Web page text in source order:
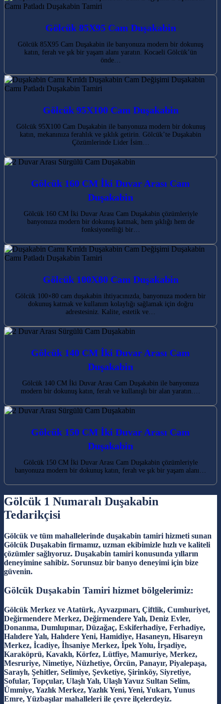
Gölcük 85X95 Cam Duşakabin
Gölcük 85X95 Cam Duşakabin ile banyonuza modern bir dokunuş
katın, ferah ve şık bir yaşam alanı yaratın. Kocaeli Gölcük’ün
önde…
Gölcük 95X100 Cam Duşakabin
Gölcük 95X100 Cam Duşakabin ile banyonuza modern bir dokunuş
katın, mekanınıza ferahlık ve şıklık getirin. Gölcük’te Duşakabin
Çözümlerinde Lider İsim…
Gölcük 160 CM İki Duvar Arası Cam
Duşakabin
Gölcük 160 CM İki Duvar Arası Cam Duşakabin çözümleriyle
banyonuza modern bir dokunuş katmak, hem şıklığı hem de
fonksiyonelliği bir…
Gölcük 100X80 Cam Duşakabin
Gölcük 100×80 cam duşakabin ihtiyacınızda, banyonuza modern bir
dokunuş katmak ve kullanım kolaylığı sağlamak için doğru
adrestesiniz. Kalite, estetik ve…
Gölcük 140 CM İki Duvar Arası Cam
Duşakabin
Gölcük 140 CM İki Duvar Arası Cam Duşakabin ile banyonuza
modern bir dokunuş katın, ferah ve kullanışlı bir alan yaratın.…
Gölcük 150 CM İki Duvar Arası Cam
Duşakabin
Gölcük 150 CM İki Duvar Arası Cam Duşakabin çözümleriyle
banyonuza modern bir dokunuş katın, ferah ve şık bir yaşam alanı…
Gölcük 1 Numaralı Duşakabin
Tedarikçisi
Gölcük ve tüm mahallelerinde duşakabin tamiri hizmeti sunan
Gölcük Duşakabin firmamız, uzman ekibimizle hızlı ve kaliteli
çözümler sağlıyoruz. Duşakabin tamiri konusunda yılların
deneyimine sahibiz. Sorunsuz bir banyo deneyimi için bize
güvenin.
Gölcük Duşakabin Tamiri hizmet bölgelerimiz:
Gölcük Merkez ve Atatürk, Ayvazpınarı, Çiftlik, Cumhuriyet,
Değirmendere Merkez, Değirmendere Yalı, Deniz Evler,
Donanma, Dumlupınar, Düzağaç, Eskiferhadiye, Ferhadiye,
Halıdere Yalı, Halıdere Yeni, Hamidiye, Hasaneyn, Hisareyn
Merkez, İcadiye, İhsaniye Merkez, İpek Yolu, İrşadiye,
Karaköprü, Kavaklı, Körfez, Lütfiye, Mamuriye, Merkez,
Mesruriye, Nimetiye, Nüzhetiye, Örcün, Panayır, Piyalepaşa,
Saraylı, Şehitler, Selimiye, Şevketiye, Şirinköy, Siyretiye,
Sofular, Topçular, Ulaşlı Yalı, Ulaşlı Yavuz Sultan Selim,
Ümmiye, Yazlık Merkez, Yazlık Yeni, Yeni, Yukarı, Yunus
Emre, Yüzbaşılar mahalleleri ile çevre ilçelerdeyiz.